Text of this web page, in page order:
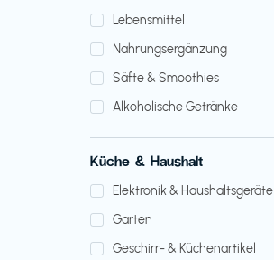
Lebensmittel
Nahrungsergänzung
Säfte & Smoothies
Alkoholische Getränke
Küche & Haushalt
Elektronik & Haushaltsgeräte
Garten
Geschirr- & Küchenartikel